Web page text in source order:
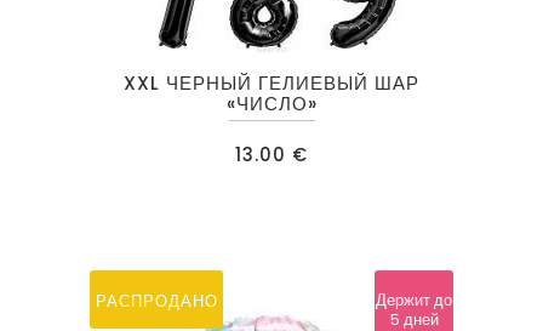
выбрать
на
XXL ЧЕРНЫЙ ГЕЛИЕВЫЙ ШАР
«ЧИСЛО»
13.00 €
РАСПРОДАНО
Держит до
5 дней